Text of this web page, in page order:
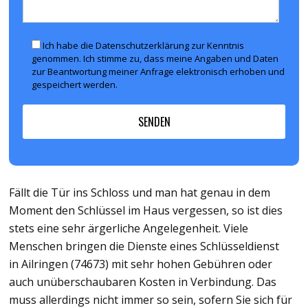
Ich habe die Datenschutzerklärung zur Kenntnis
genommen. Ich stimme zu, dass meine Angaben und Daten
zur Beantwortung meiner Anfrage elektronisch erhoben und
gespeichert werden.
Fällt die Tür ins Schloss und man hat genau in dem
Moment den Schlüssel im Haus vergessen, so ist dies
stets eine sehr ärgerliche Angelegenheit. Viele
Menschen bringen die Dienste eines Schlüsseldienst
in Ailringen (74673) mit sehr hohen Gebühren oder
auch unüberschaubaren Kosten in Verbindung. Das
muss allerdings nicht immer so sein, sofern Sie sich für